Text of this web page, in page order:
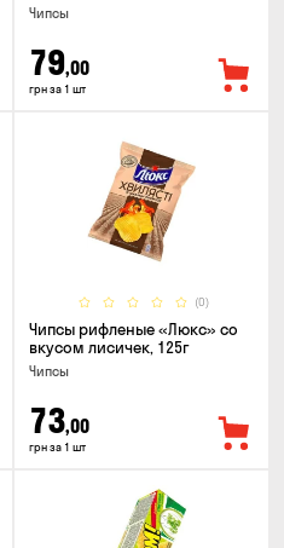
Чипсы
79,00
грн за 1 шт
(0)
Чипсы рифленые «Люкс» со
вкусом лисичек, 125г
Чипсы
73,00
грн за 1 шт